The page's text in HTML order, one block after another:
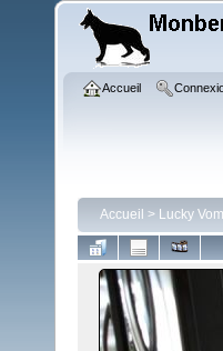
Accueil
Accueil > Lucky